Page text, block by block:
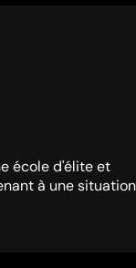
école d'élite et
à une situation